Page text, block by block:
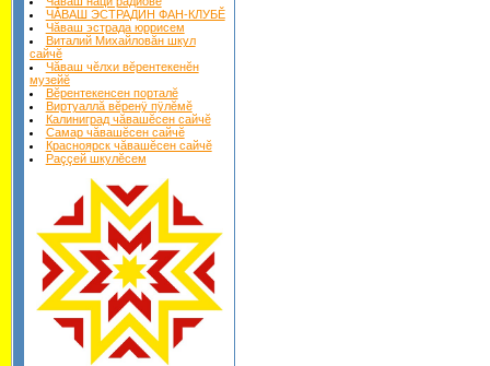
ЧĂВАШ ЭСТРАДИН ФАН-КЛУБĔ
Чăваш эстрада юррисем
Виталий Михайловăн шкул
сайчĕ
Чăваш чĕлхи вĕрентекенĕн
музейĕ
Вĕрентекенсен порталĕ
Виртуаллă вĕренÿ пÿлĕмĕ
Калиниград чăвашĕсен сайчĕ
Самар чăвашĕсен сайчĕ
Красноярск чăвашĕсен сайчĕ
Раççей шкулĕсем